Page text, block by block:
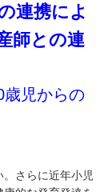
連携によ
師との連
児からの
さらに近年小児